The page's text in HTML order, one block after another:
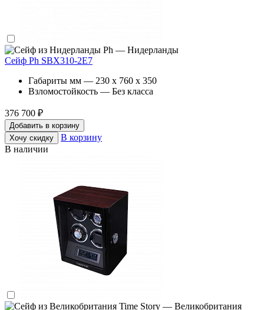
Ph — Нидерланды
Сейф Ph SBX310-2E7
Габариты мм — 230 x 760 x 350
Взломостойкость — Без класса
376 700 ₽
Добавить в корзину
Хочу скидку
В корзину
В наличии
Time Story — Великобритания